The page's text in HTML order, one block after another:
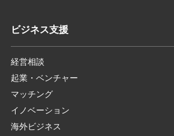
ビジネス支援
経営相談
起業・ベンチャー
マッチング
イノベーション
海外ビジネス